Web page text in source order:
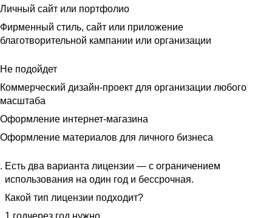
Личный сайт или портфолио
Фирменный стиль, сайт или приложение
благотворительной кампании или организации
Не подойдет
Коммерческий дизайн-проект для организации любого
масштаба
Оформление интернет-магазина
Оформление материалов для личного бизнеса
Есть два варианта лицензии — с ограничением
использования на один год и бессрочная.
Какой тип лицензии подходит?
1 годчерез год нужно